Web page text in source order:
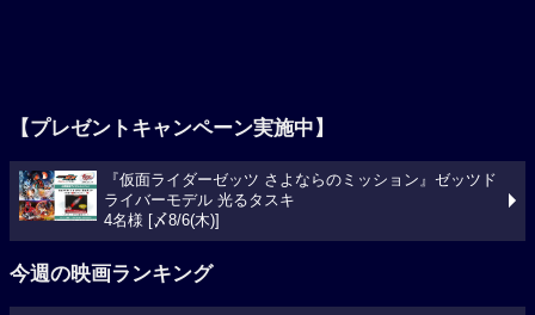
【プレゼントキャンペーン実施中】
『仮面ライダーゼッツ さよならのミッション』ゼッツド
ライバーモデル 光るタスキ
4名様 [〆8/6(木)]
今週の映画ランキング